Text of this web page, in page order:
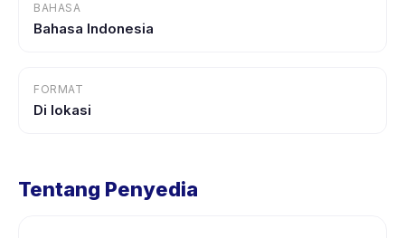
BAHASA
Bahasa Indonesia
FORMAT
Di lokasi
Tentang Penyedia